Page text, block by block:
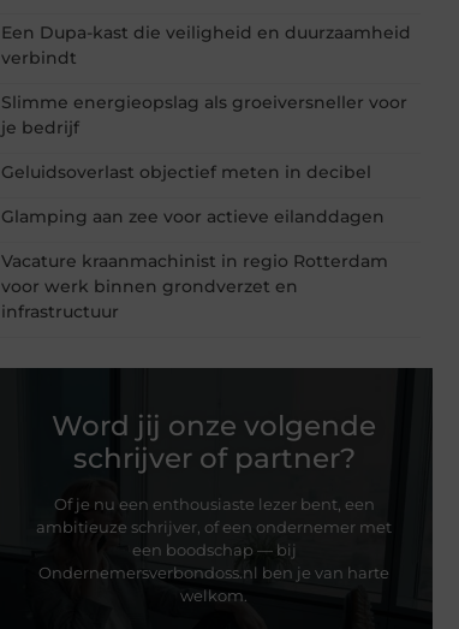
Een Dupa-kast die veiligheid en duurzaamheid
verbindt
Slimme energieopslag als groeiversneller voor
je bedrijf
Geluidsoverlast objectief meten in decibel
Glamping aan zee voor actieve eilanddagen
Vacature kraanmachinist in regio Rotterdam
voor werk binnen grondverzet en
infrastructuur
Word jij onze volgende
schrijver of partner?
Of je nu een enthousiaste lezer bent, een
ambitieuze schrijver, of een ondernemer met
een boodschap — bij
Ondernemersverbondoss.nl ben je van harte
welkom.